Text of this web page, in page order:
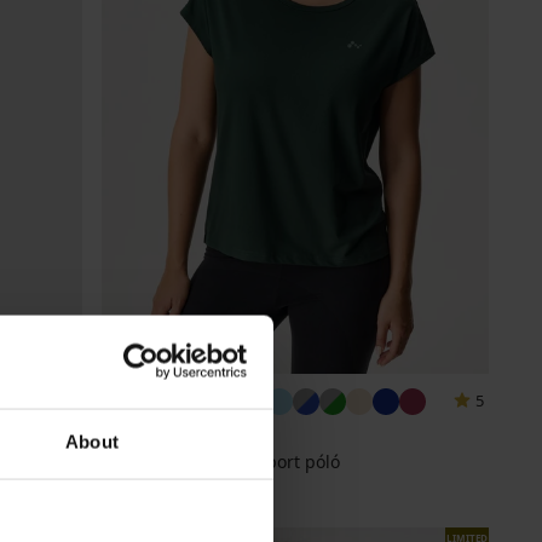
About
5
ONLY Play Aubree sport póló
10 890 Ft
LIMITED